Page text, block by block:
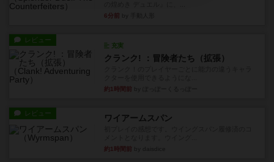
6分前
レビュー
充実
クランク! ：冒険者たち（拡張）
約1時間前
レビュー ワイアームスパン
約1時間前